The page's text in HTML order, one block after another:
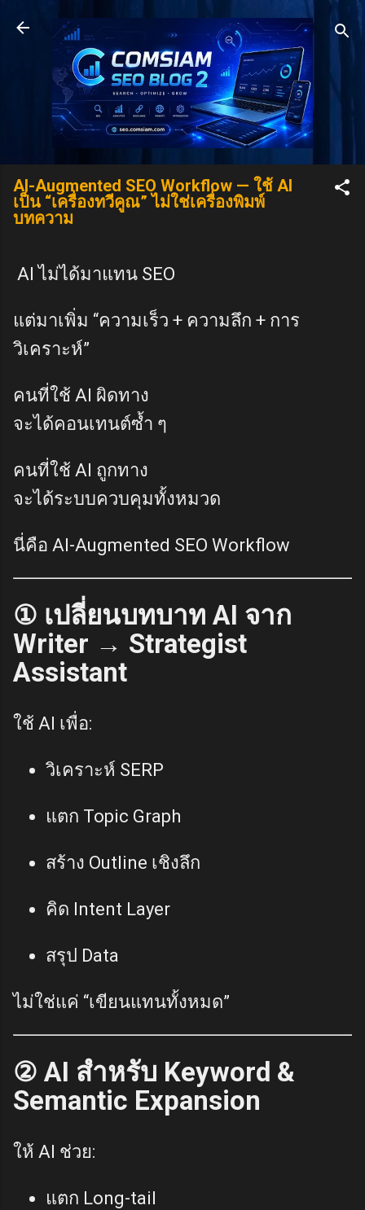
Skip to main content
AI-Augmented SEO Workflow — ใช้ AI
เป็น “เครื่องทวีคูณ” ไม่ใช่เครื่องพิมพ์
บทความ
AI ไม่ได้มาแทน SEO
แต่มาเพิ่ม “ความเร็ว + ความลึก + การ
วิเคราะห์”
คนที่ใช้ AI ผิดทาง
จะได้คอนเทนต์ซ้ำ ๆ
คนที่ใช้ AI ถูกทาง
จะได้ระบบควบคุมทั้งหมวด
นี่คือ AI-Augmented SEO Workflow
① เปลี่ยนบทบาท AI จาก
Writer → Strategist
Assistant
ใช้ AI เพื่อ:
วิเคราะห์ SERP
แตก Topic Graph
สร้าง Outline เชิงลึก
คิด Intent Layer
สรุป Data
ไม่ใช่แค่ “เขียนแทนทั้งหมด”
② AI สำหรับ Keyword &
Semantic Expansion
ให้ AI ช่วย:
แตก Long-tail